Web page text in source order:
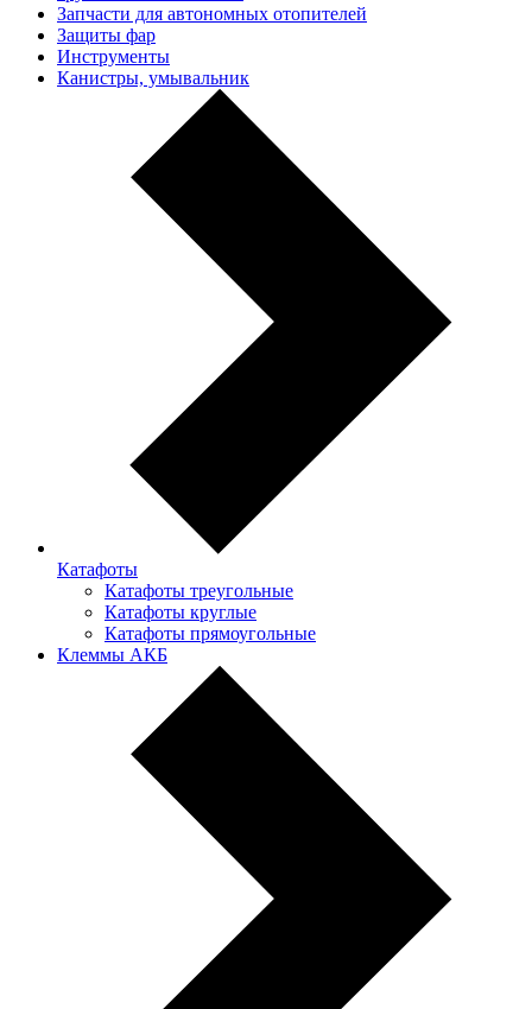
Запчасти для автономных отопителей
Защиты фар
Инструменты
Канистры, умывальник
Катафоты
Катафоты треугольные
Катафоты круглые
Катафоты прямоугольные
Клеммы АКБ